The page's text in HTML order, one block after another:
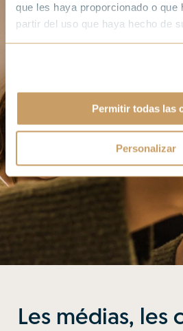
que les haya proporcionado o que
partir del uso que haya hecho de
Permitir todas las
Personalizar
Les médias, les